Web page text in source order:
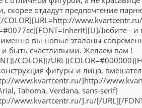
скорее отдадут предпочтение
COLOR][URL=http://
-
вы новые эталоны
и быть счастливыми. Желаем вам !
COLOR][/
фигуры и лица,
www.kvartcentr.ru/]http://
Tahoma, Verdana, sans-serif]
www.kvartcentr.ru/].ru/[/URL][/